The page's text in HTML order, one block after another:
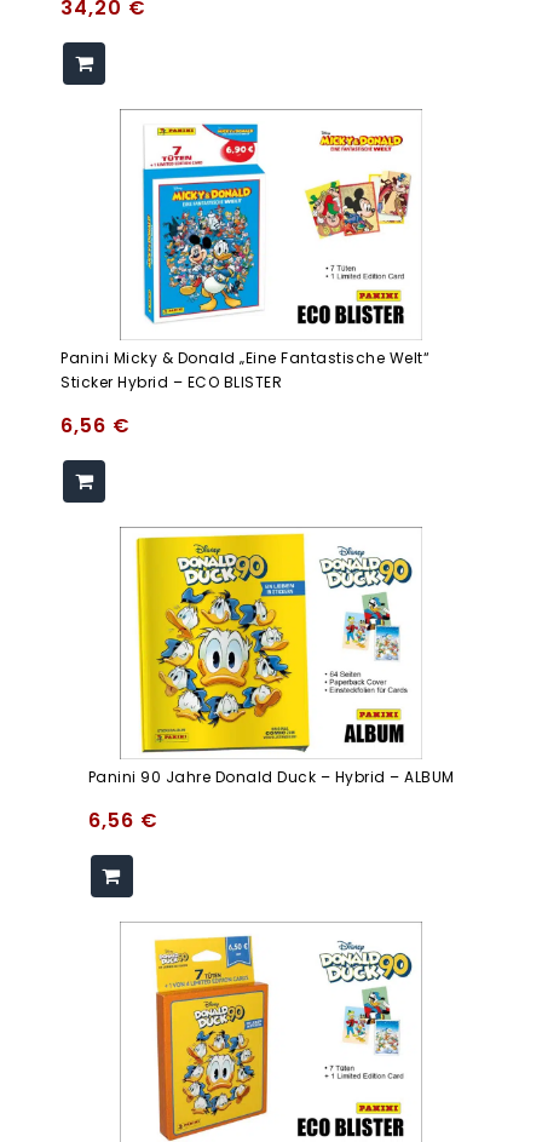
34,20 €
Panini Micky & Donald „Eine Fantastische Welt“
Sticker Hybrid – ECO BLISTER
6,56 €
Panini 90 Jahre Donald Duck – Hybrid – ALBUM
6,56 €